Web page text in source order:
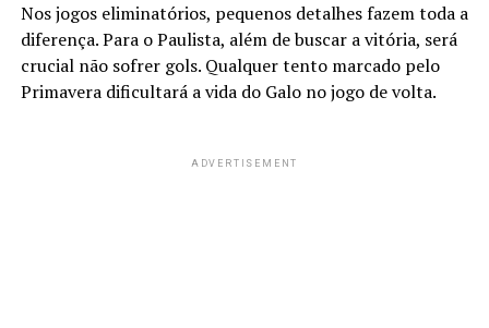
Nos jogos eliminatórios, pequenos detalhes fazem toda a
diferença. Para o Paulista, além de buscar a vitória, será
crucial não sofrer gols. Qualquer tento marcado pelo
Primavera dificultará a vida do Galo no jogo de volta.
ADVERTISEMENT